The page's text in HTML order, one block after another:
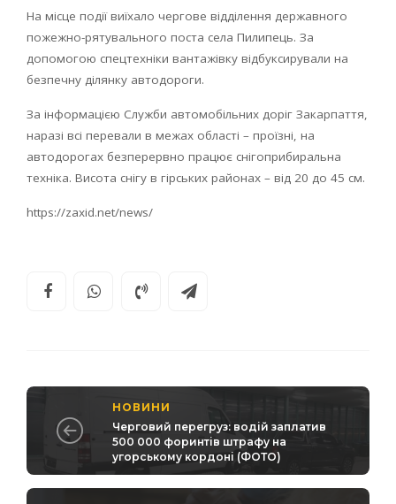
На місце події виїхало чергове відділення державного
пожежно-рятувального поста села Пилипець. За
допомогою спецтехніки вантажівку відбуксирували на
безпечну ділянку автодороги.
За інформацією Служби автомобільних доріг Закарпаття,
наразі всі перевали в межах області – проїзні, на
автодорогах безперервно працює снігоприбиральна
техніка. Висота снігу в гірських районах – від 20 до 45 см.
https://zaxid.net/news/
НОВИНИ
Черговий перегруз: водій заплатив
500 000 форинтів штрафу на
угорському кордоні (ФОТО)